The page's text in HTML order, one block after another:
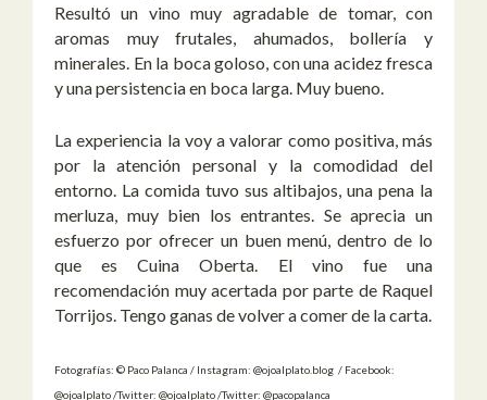
Resultó un vino muy agradable de tomar, con
aromas muy frutales, ahumados, bollería y
minerales. En la boca goloso, con una acidez fresca
y una persistencia en boca larga. Muy bueno.
La experiencia la voy a valorar como positiva, más
por la atención personal y la comodidad del
entorno. La comida tuvo sus altibajos, una pena la
merluza, muy bien los entrantes. Se aprecia un
esfuerzo por ofrecer un buen menú, dentro de lo
que es Cuina Oberta. El vino fue una
recomendación muy acertada por parte de Raquel
Torrijos. Tengo ganas de volver a comer de la carta.
Fotografías: © Paco Palanca / Instagram: @ojoalplato.blog / Facebook:
@ojoalplato /Twitter: @ojoalplato /Twitter: @pacopalanca